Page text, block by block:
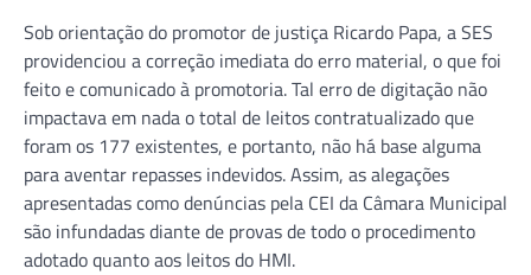
Sob orientação do promotor de justiça Ricardo Papa, a SES
providenciou a correção imediata do erro material, o que foi
feito e comunicado à promotoria. Tal erro de digitação não
impactava em nada o total de leitos contratualizado que
foram os 177 existentes, e portanto, não há base alguma
para aventar repasses indevidos. Assim, as alegações
apresentadas como denúncias pela CEI da Câmara Municipal
são infundadas diante de provas de todo o procedimento
adotado quanto aos leitos do HMI.